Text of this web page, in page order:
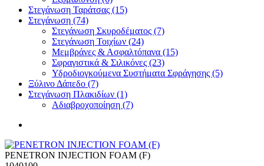
Στεγάνωση Ταράτσας (15)
Στεγάνωση (74)
Στεγάνωση Σκυροδέματος (7)
Στεγάνωση Τοιχίων (24)
Μεμβράνες & Ασφαλτόπανα (15)
Σφραγιστικά & Σιλικόνες (23)
Υδροδιογκούμενα Συστήματα Σφράγησης (5)
Ξύλινο Δάπεδο (7)
Στεγάνωση Πλακιδίων (1)
Αδιαβροχοποίηση (7)
PENETRON INJECTION FOAM (F)